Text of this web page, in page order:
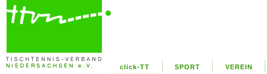
click-TT SPORT VEREIN